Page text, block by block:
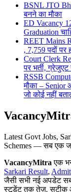
BSNL JTO
बनने का मौका
ED Vacancy
Graduation
REET Mains
, 7,759 पदों पर
Court Clerk
पर भर्ती,
RSSB
मौका – Senior
जो कोई नहीं
Latest Govt Jobs,
Schemes — सब एक
VacancyMitra एक
Sarkari Result,
जैसी सभी नई अपडेट
स्टूडेंट तक तेज़, सटीक